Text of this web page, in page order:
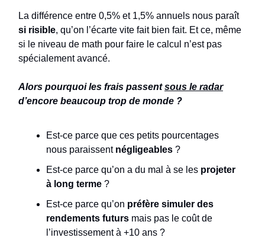
La différence entre 0,5% et 1,5% annuels nous paraît
si risible, qu’on l’écarte vite fait bien fait. Et ce, même
si le niveau de math pour faire le calcul n’est pas
spécialement avancé.
Alors pourquoi les frais passentsous le radar
d’encore beaucoup trop de monde ?
Est-ce parce que ces petits pourcentages
nous paraissent négligeables ?
Est-ce parce qu’on a du mal à se les projeter
à long terme ?
Est-ce parce qu’on préfère simuler des
rendements futurs mais pas le coût de
l’investissement à +10 ans ?